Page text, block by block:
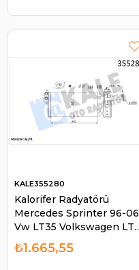
Kalorifer Radyatörü
Mercedes Sprinter 96-06
Vw LT35 Volkswagen LT
28-35 II (2DB,2DE,2DK) |
KALE 355280
KALE355280
₺1.665,55